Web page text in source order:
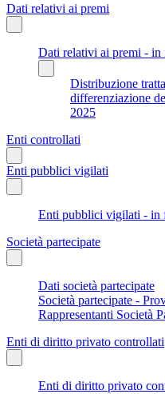
Dati relativi ai premi
Dati relativi ai premi - in
Distribuzione
differenziazione
2025
Enti controllati
Enti pubblici vigilati
Enti pubblici vigilati - in
Società partecipate
Dati società partecipate
Società partecipate -
Rappresentanti Società
Enti di diritto privato controllati
Enti di diritto privato